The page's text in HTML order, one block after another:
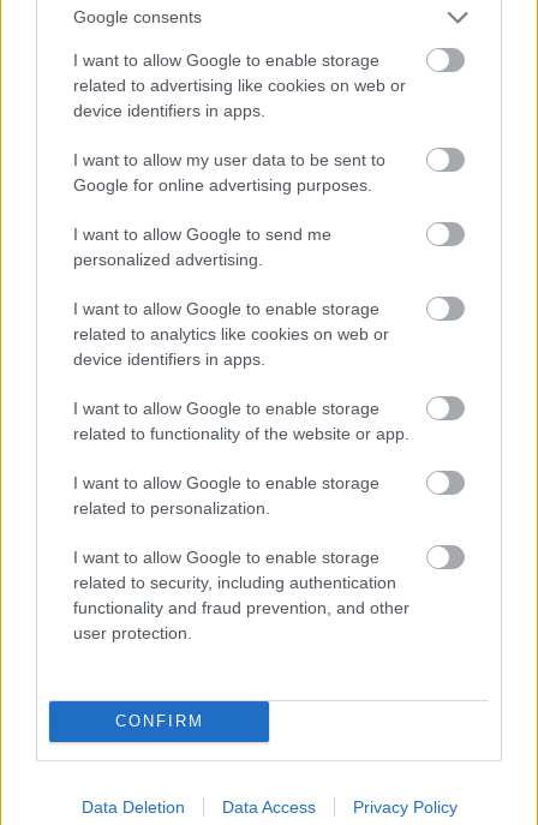
Google consents
I want to allow Google to enable storage
related to advertising like cookies on web or
device identifiers in apps.
I want to allow my user data to be sent to
Google for online advertising purposes.
I want to allow Google to send me
personalized advertising.
I want to allow Google to enable storage
related to analytics like cookies on web or
device identifiers in apps.
I want to allow Google to enable storage
related to functionality of the website or app.
I want to allow Google to enable storage
related to personalization.
I want to allow Google to enable storage
related to security, including authentication
functionality and fraud prevention, and other
user protection.
CONFIRM
Data Deletion Data Access Privacy Policy
radiesztéziai egyesületnél, mivel a DP mező
elektromágneses hullámai interferálnak a
Hartman-sugárzással, ezáltal a földsugárzási
háló kimérhetetlenné válik. További érdekesség,
csak a statisztikai véletlennek megfelelő
arányban találnak vizet.
Több televíziós gyógyító jelezte, hogy a mező
felmágnesezi a pszicho-szikéjüket és képtelenek
operálni. A távdiagnosztikát is összezavarja,
mivel az úgy működik mint az MMR és mint
tudjuk, az is elektromágneses hullámokat
használ.
Köszönetnyilvánítás és felhívás
A magyarországi szkeptikusok nevében szeretnénk
köszönetet mondani mindenkinek, aki segítette a
projekt elindítását és megvalósítását.
Támogatókat keresünk az adóteljesítmény
növelésénél felmerülő anyagi terhek átvállalására,
valamint az európai tervek megvalósításához.
humor homeopátia